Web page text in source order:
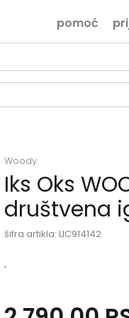
pomoć
Woody
Iks Oks
društvena
šifra artikla: LIC914142
.